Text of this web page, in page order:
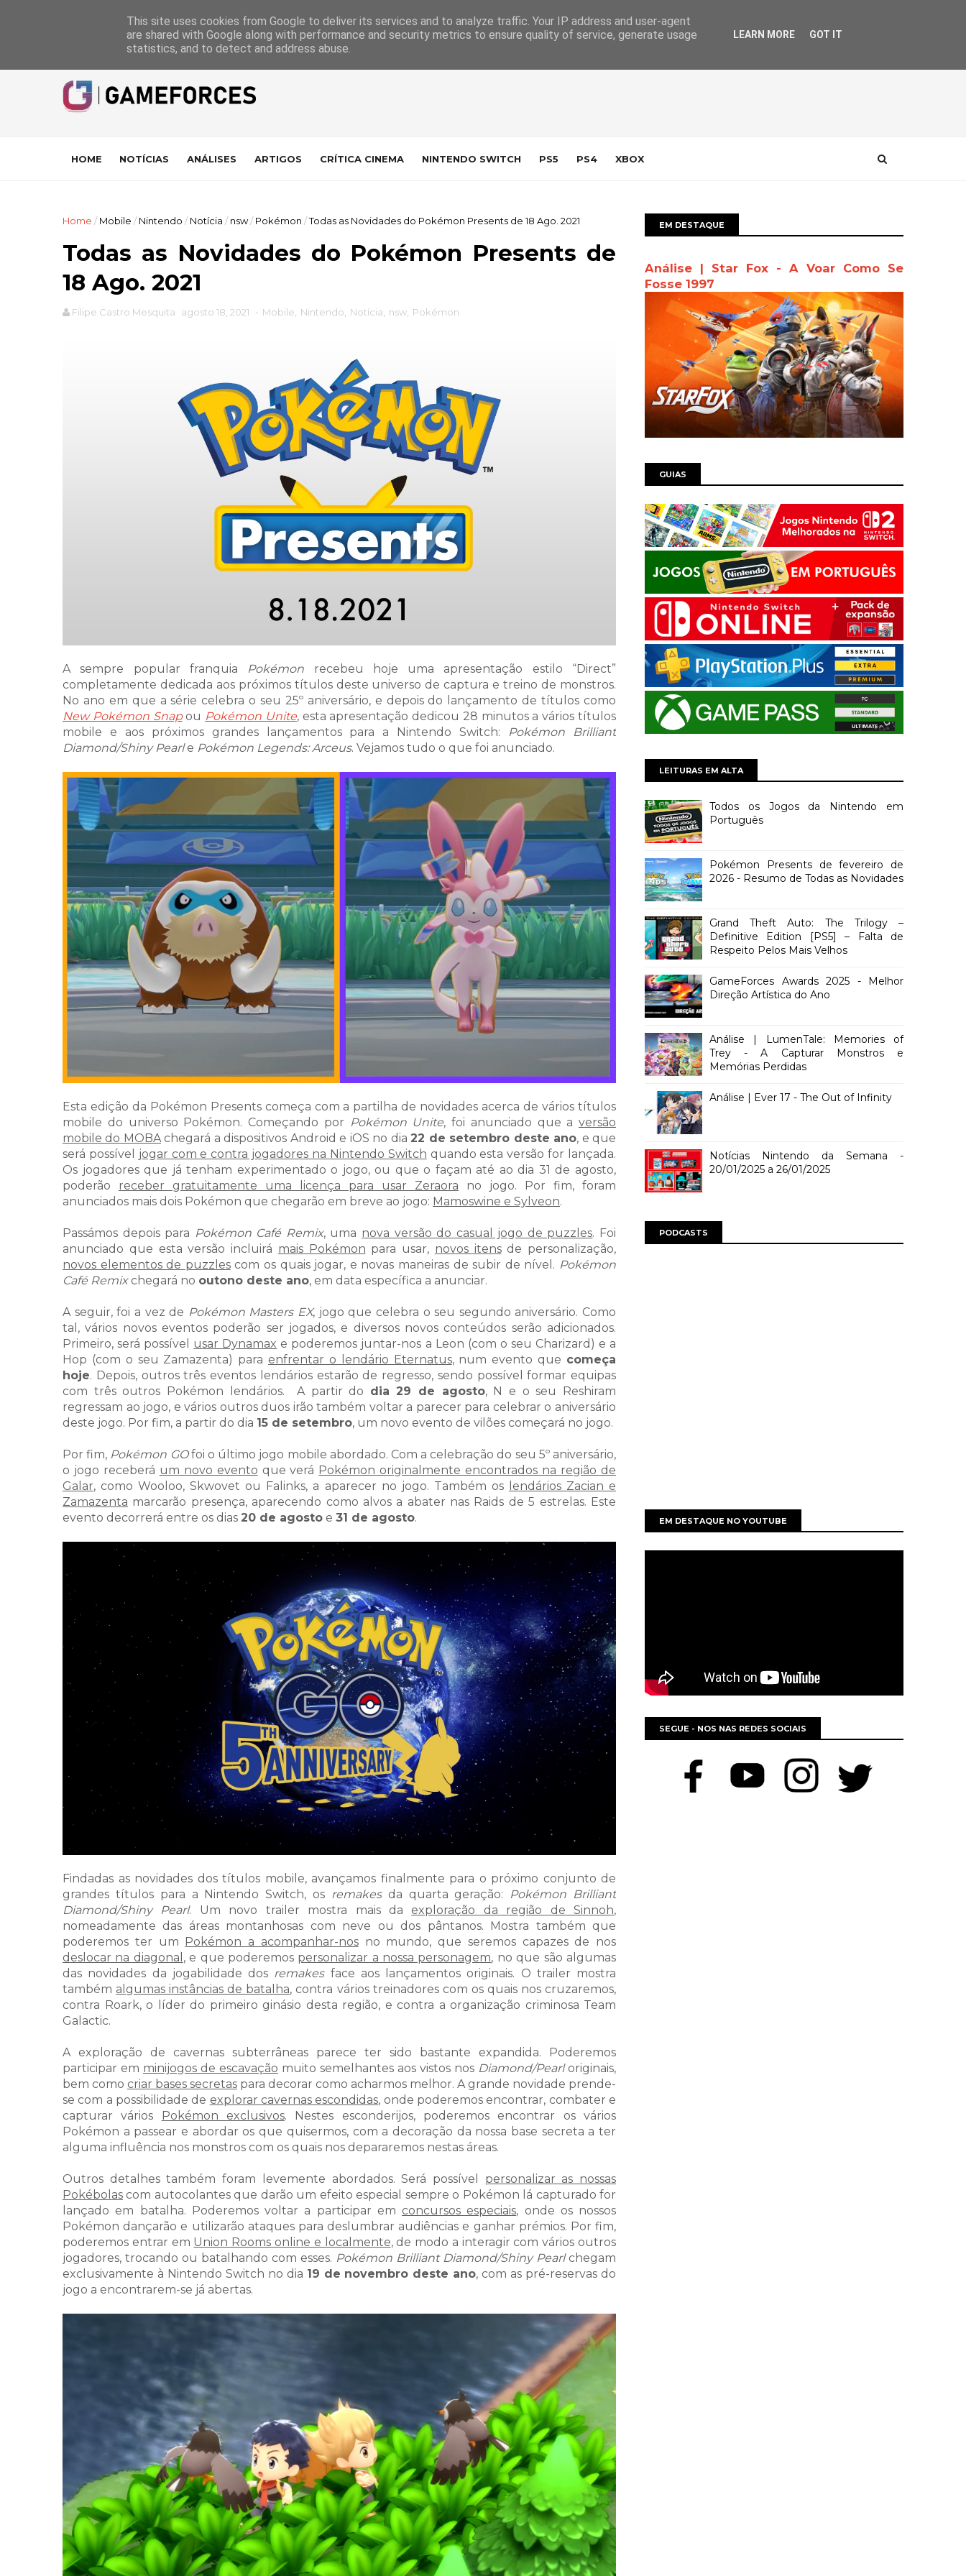
A equipa Pontuações das Análises Suporte da Indústria Contacto
HOME NOTÍCIAS ANÁLISES ARTIGOS CRÍTICA CINEMA NINTENDO SWITCH PS5 PS4 XBOX
Home / Mobile / Nintendo / Notícia / nsw/ Pokémon /Todas as Novidades do Pokémon Presents de 18 Ago. 2021
Todas as Novidades do Pokémon Presents de
18 Ago. 2021
Filipe Castro Mesquita agosto 18, 2021 - Mobile Nintendo Notícia nsw Pokémon
A sempre popular franquia Pokémon recebeu hoje uma apresentação estilo “Direct”
completamente dedicada aos próximos títulos deste universo de captura e treino de monstros.
No ano em que a série celebra o seu 25º aniversário, e depois do lançamento de títulos como
New Pokémon Snapou Pokémon Unite, esta apresentação dedicou 28 minutos a vários títulos
mobile e aos próximos grandes lançamentos para a Nintendo Switch:
Pokémon Brilliant
Diamond/Shiny Pearle Pokémon Legends: Arceus. Vejamos tudo o que foi anunciado.
Esta edição da Pokémon Presents começa com a partilha de novidades acerca de vários títulos
mobile do universo Pokémon. Começando por Pokémon Unite, foi anunciado que a versão
mobile do MOBAchegará a dispositivos Android e iOS no dia 22 de setembro deste ano, e que
será possível jogar com e contra jogadores na Nintendo Switch quando esta versão for lançada.
Os jogadores que já tenham experimentado o jogo, ou que o façam até ao dia 31 de agosto,
poderão receber gratuitamente uma licença para usar Zeraora no jogo. Por fim, foram
anunciados mais dois Pokémon que chegarão em breve ao jogo: Mamoswine e Sylveon.
Passámos depois para Pokémon Café Remix, uma nova versão do casual jogo de puzzles. Foi
anunciado que esta versão incluirá mais Pokémon para usar, novos itensde personalização,
novos elementos de puzzlescom os quais jogar, e novas maneiras de subir de nível. Pokémon
Café Remixchegará no outono deste ano, em data específica a anunciar.
A seguir, foi a vez de Pokémon Masters EX, jogo que celebra o seu segundo aniversário. Como
tal, vários novos eventos poderão ser jogados, e diversos novos conteúdos serão adicionados.
Primeiro, será possível usar Dynamax e poderemos juntar-nos a Leon (com o seu Charizard) e a
Hop (com o seu Zamazenta) paraenfrentar o lendário Eternatus, num evento que começa
hoje. Depois, outros três eventos lendários estarão de regresso, sendo possível formar equipas
com três outros Pokémon lendários.
A partir do dia 29 de agosto, N e o seu Reshiram
regressam ao jogo, e vários outros duos irão também voltar a parecer para celebrar o aniversário
deste jogo. Por fim, a partir do dia 15 de setembro, um novo evento de vilões começará no jogo.
Por fim, Pokémon GOfoi o último jogo mobile abordado. Com a celebração do seu 5º aniversário,
o jogo receberá um novo evento que verá Pokémon originalmente encontrados na região de
Galar, como Wooloo, Skwovet ou Falinks, a aparecer no jogo. Também os
lendários Zacian e
Zamazenta marcarão presença, aparecendo como alvos a abater nas Raids de 5 estrelas. Este
evento decorrerá entre os dias 20 de agosto e 31 de agosto.
Findadas as novidades dos títulos mobile, avançamos finalmente para o próximo conjunto de
grandes títulos para a Nintendo Switch, os remakesda quarta geração: Pokémon Brilliant
Diamond/Shiny Pearl. Um novo trailer mostra mais daexploração da região de Sinnoh,
nomeadamente das áreas montanhosas com neve ou dos pântanos. Mostra também que
poderemos ter um Pokémon a acompanhar-nosno mundo, que seremos capazes de nos
deslocar na diagonal , e que poderemos personalizar a nossa personagem, no que são algumas
das novidades da jogabilidade dos remakesface aos lançamentos originais. O trailer mostra
também algumas instâncias de batalha, contra vários treinadores com os quais nos cruzaremos,
contra Roark, o líder do primeiro ginásio desta região, e contra a organização criminosa Team
Galactic.
A exploração de cavernas subterrâneas parece ter sido bastante expandida. Poderemos
participar em minijogos de escavação muito semelhantes aos vistos nos Diamond/Pearloriginais,
bem como criar bases secretas para decorar como acharmos melhor. A grande novidade prende-
se com a possibilidade de explorar cavernas escondidas, onde poderemos encontrar, combater e
capturar vários Pokémon exclusivos. Nestes esconderijos, poderemos encontrar os vários
Pokémon a passear e abordar os que quisermos, com a decoração da nossa base secreta a ter
alguma influência nos monstros com os quais nos depararemos nestas áreas.
Outros detalhes também foram levemente abordados. Será possível personalizar as nossas
Pokébolas com autocolantes que darão um efeito especial sempre o Pokémon lá capturado for
lançado em batalha. Poderemos voltar a participar em concursos especiais, onde os nossos
Pokémon dançarão e utilizarão ataques para deslumbrar audiências e ganhar prémios. Por fim,
poderemos entrar em Union Rooms online e localmente, de modo a interagir com vários outros
jogadores, trocando ou batalhando com esses. Pokémon Brilliant Diamond/Shiny Pearlchegam
exclusivamente à Nintendo Switch no dia 19 de novembro deste ano, com as pré-reservas do
jogo a encontrarem-se já abertas.
EM DESTAQUE
Análise | Star Fox - A Voar Como Se
Fosse 1997
GUIAS
LEITURAS EM ALTA
Todos os Jogos da Nintendo em
Português
Pokémon Presents de fevereiro de
2026 - Resumo de Todas as Novidades
Grand Theft Auto: The Trilogy –
Definitive Edition [PS5] – Falta de
Respeito Pelos Mais Velhos
GameForces Awards 2025 - Melhor
Direção Artística do Ano
Análise | LumenTale: Memories of
Trey - A Capturar Monstros e
Memórias Perdidas
Análise | Ever 17 - The Out of Infinity
Notícias Nintendo da Semana -
20/01/2025 a 26/01/2025
PODCASTS
EM DESTAQUE NO YOUTUBE
SEGUE - NOS NAS REDES SOCIAIS
This site uses cookies from Google to deliver its services and to analyze traffic. Your IP address and user-agent
are shared with Google along with performance and security metrics to ensure quality of service, generate usage
statistics, and to detect and address abuse.
LEARN MORE GOT IT